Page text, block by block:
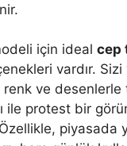
için ideal cep
vardır. Sizi
ve desenlerle
ile protest bir
piyasada